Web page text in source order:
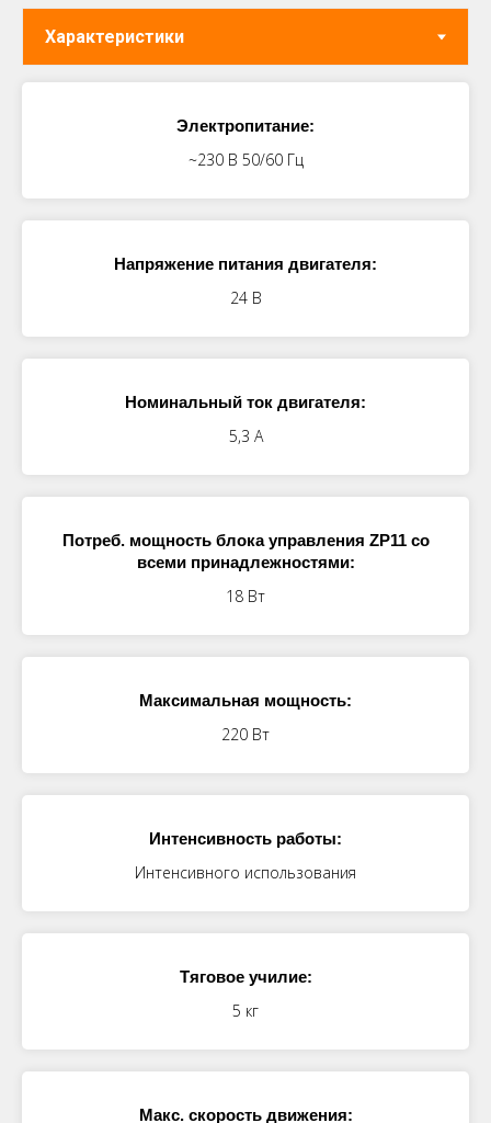
Электропитание:
~230 В 50/60 Гц
Напряжение питания двигателя:
24 В
Номинальный ток двигателя:
5,3 A
Потреб. мощность блока управления ZP11 со
всеми принадлежностями:
18 Вт
Максимальная мощность:
220 Вт
Интенсивность работы:
Интенсивного использования
Тяговое училие:
5 кг
Макс. скорость движения: